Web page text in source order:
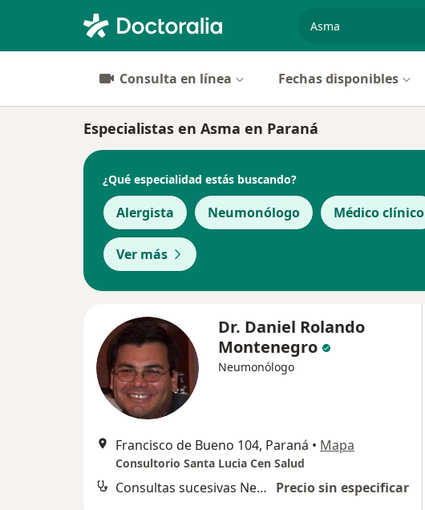
Consulta en línea Fechas disponibles
Especialistas en Asma en Paraná
¿Qué especialidad estás buscando?
Alergista Neumonólogo Médico clínico
Ver más
Dr. Daniel Rolando
Montenegro
Neumonólogo
Francisco de Bueno 104, Paraná • Mapa
Consultorio Santa Lucia Cen Salud
Consultas sucesivas Neumonología Precio sin especificar